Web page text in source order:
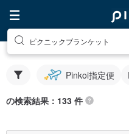
ピクニックブランケット
Pinkoi指定便
の検索結果：133 件